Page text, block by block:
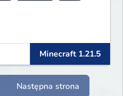
Minecraft 1.21.5
Następna strona